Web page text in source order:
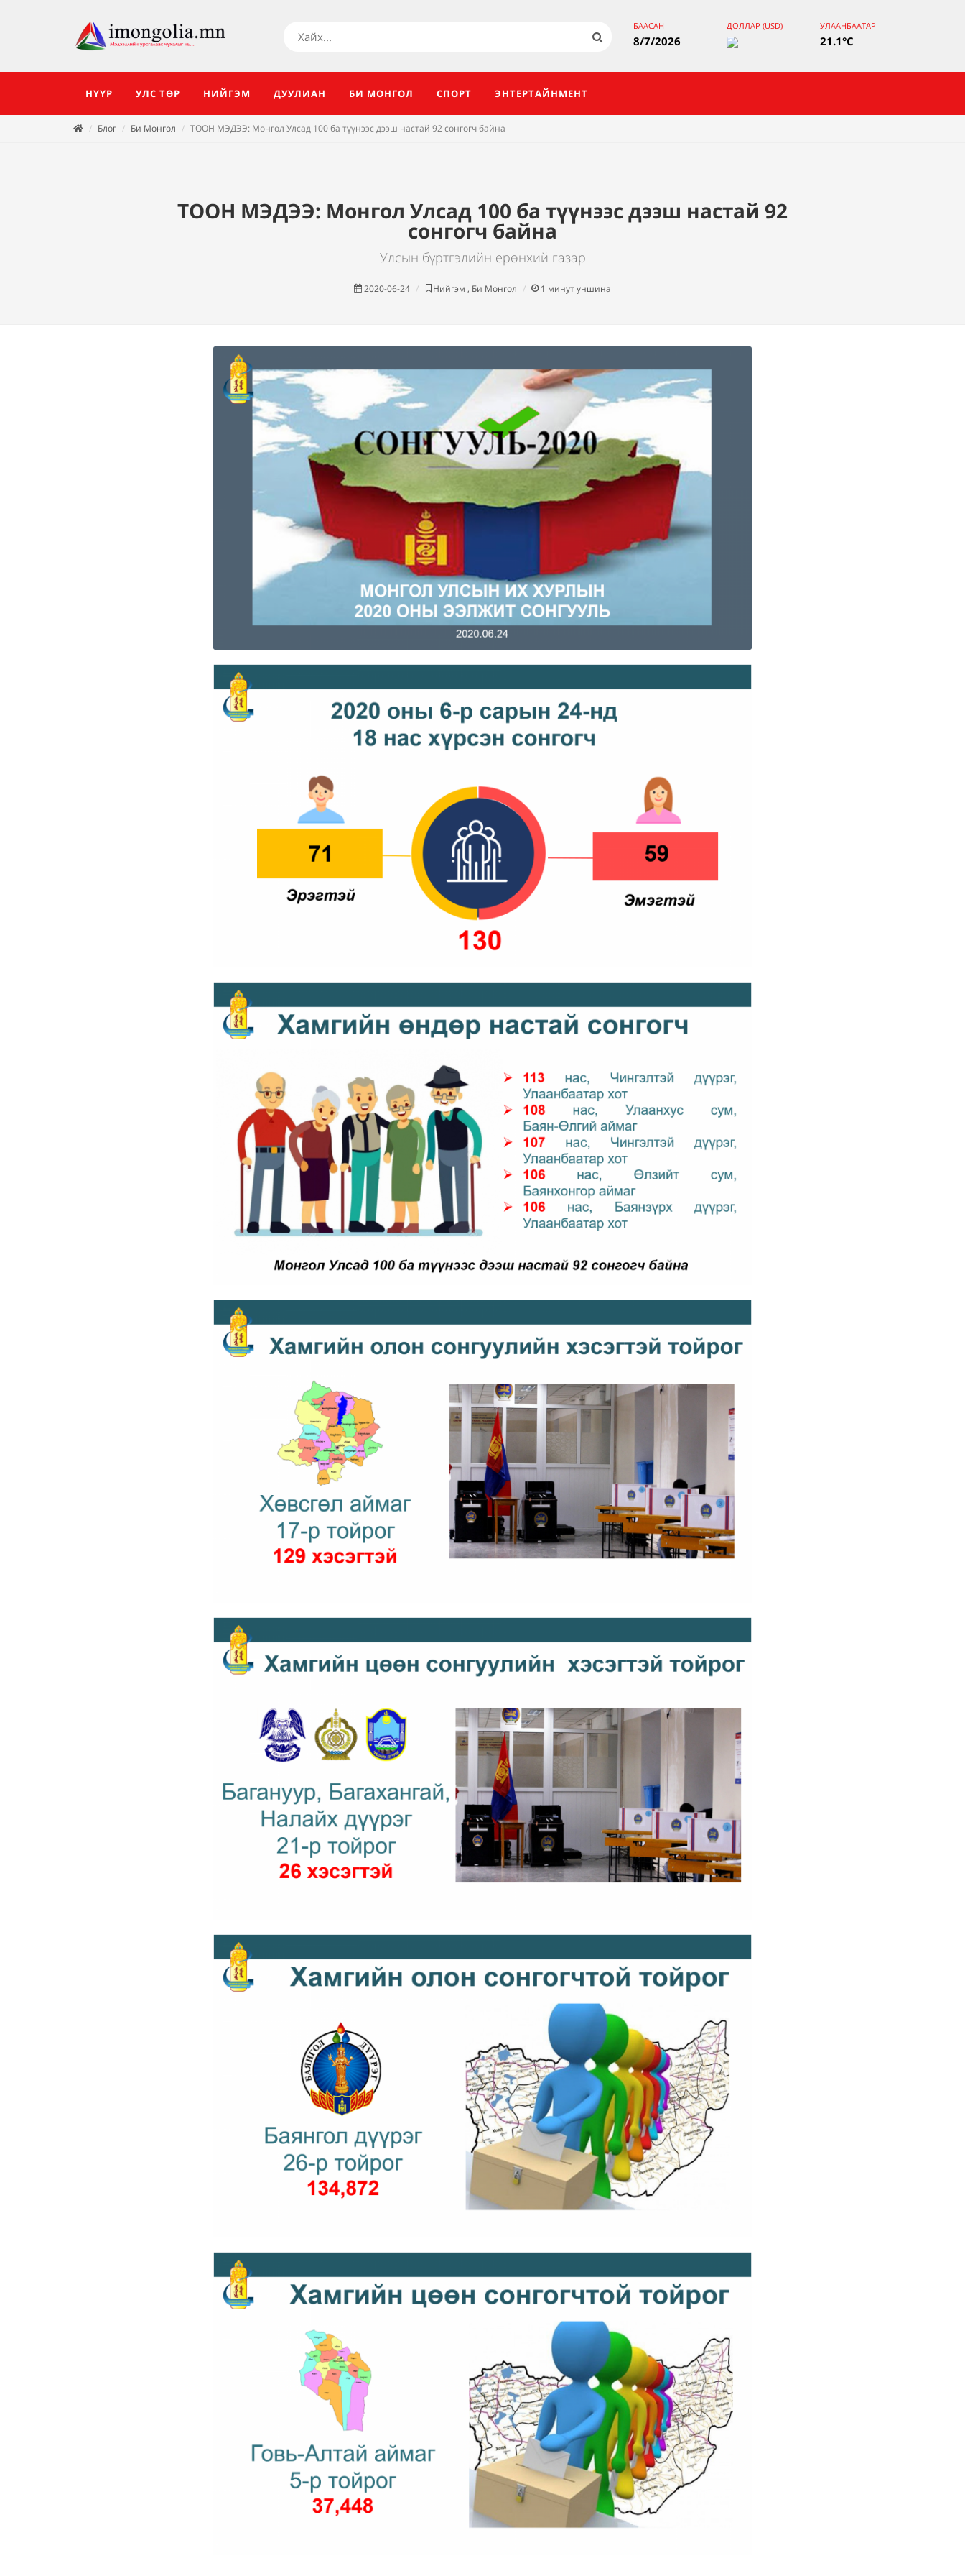
БААСАН
8/7/2026
ДОЛЛАР (USD) УЛААНБААТАР
21.1°C
НҮҮР УЛС ТӨР НИЙГЭМ ДУУЛИАН БИ МОНГОЛ СПОРТ ЭНТЕРТАЙНМЕНТ
Блог Би Монгол ТООН МЭДЭЭ: Монгол Улсад 100 ба түүнээс дээш настай 92 сонгогч байна
ТООН МЭДЭЭ: Монгол Улсад 100 ба түүнээс дээш настай 92
сонгогч байна
Улсын бүртгэлийн ерөнхий газар
2020-06-24 Нийгэм , Би Монгол 1 минут уншина